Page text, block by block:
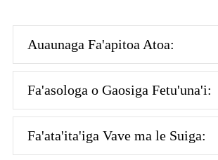
Auaunaga Fa'apitoa Atoa:
Fa'asologa o Gaosiga Fetu'una'i:
Fa'ata'ita'iga Vave ma le Suiga: